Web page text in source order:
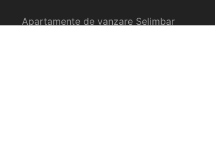
Apartamente de vanzare Selimbar